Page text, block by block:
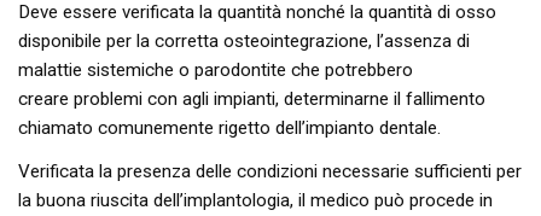
Deve essere verificata la quantità nonché la quantità di osso
disponibile per la corretta osteointegrazione, l’assenza di
malattie sistemiche o parodontite che potrebbero
creare problemi con agli impianti, determinarne il fallimento
chiamato comunemente rigetto dell’impianto dentale.
Verificata la presenza delle condizioni necessarie sufficienti per
la buona riuscita dell’implantologia, il medico può procede in